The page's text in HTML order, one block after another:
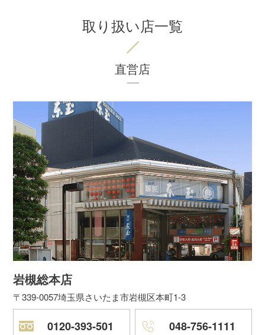
取り扱い店一覧
直営店
岩槻総本店
〒339-0057埼玉県さいたま市岩槻区本町1-3
0120-393-501 048-756-1111